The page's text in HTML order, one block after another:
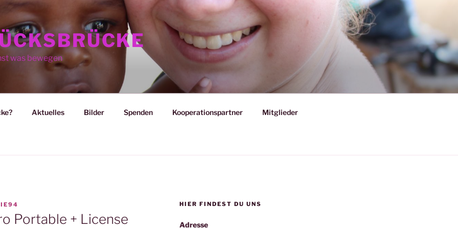
was bewegen
Aktuelles Bilder Spenden Kooperationspartner Mitglieder
Portable + License
HIER FINDEST DU UNS
Adresse